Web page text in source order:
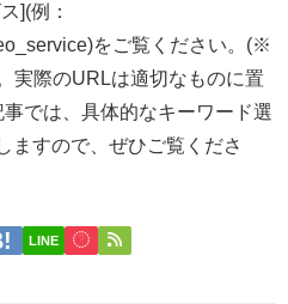
](例：
をご覧ください。(※
実際のURLは適切なものに置
では、具体的なキーワード選
ますので、ぜひご覧くださ
LINE